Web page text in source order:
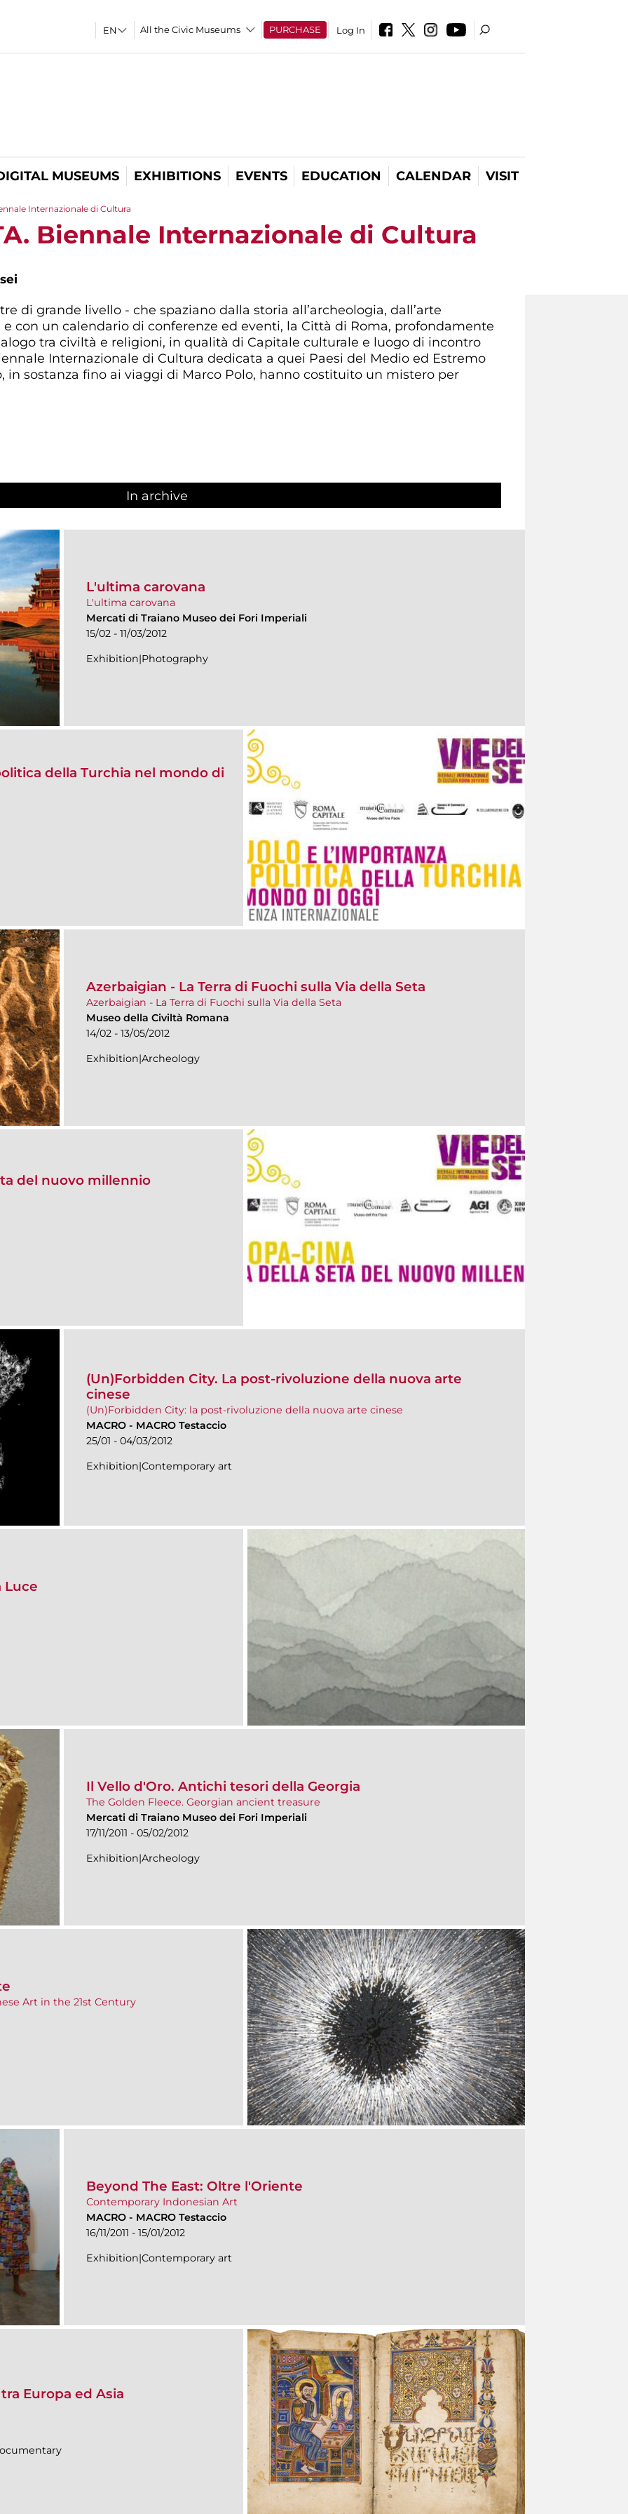
All the Civic Museums PURCHASE Log In
MUSEUMS EXHIBITIONS EVENTS EDUCATION CALENDAR VISIT
Internazionale di Cultura
Biennale Internazionale di Cultura
di grande livello - che spaziano dalla storia all’archeologia, dall’arte
con un calendario di conferenze ed eventi, la Città di Roma, profondamente
tra civiltà e religioni, in qualità di Capitale culturale e luogo di incontro
Internazionale di Cultura dedicata a quei Paesi del Medio ed Estremo
in sostanza fino ai viaggi di Marco Polo, hanno costituito un mistero per
In archive
L'ultima carovana
L'ultima carovana
Mercati di Traiano Museo dei Fori Imperiali
15/02 - 11/03/2012
Exhibition|Photography
della Turchia nel mondo di
Azerbaigian - La Terra di Fuochi sulla Via della Seta
Azerbaigian - La Terra di Fuochi sulla Via della Seta
Museo della Civiltà Romana
14/02 - 13/05/2012
Exhibition|Archeology
del nuovo millennio
(Un)Forbidden City. La post-rivoluzione della nuova arte
cinese
(Un)Forbidden City: la post-rivoluzione della nuova arte cinese
MACRO - MACRO Testaccio
25/01 - 04/03/2012
Exhibition|Contemporary art
Luce
Il Vello d'Oro. Antichi tesori della Georgia
The Golden Fleece. Georgian ancient treasure
Mercati di Traiano Museo dei Fori Imperiali
17/11/2011 - 05/02/2012
Exhibition|Archeology
Art in the 21st Century
Beyond The East: Oltre l'Oriente
Contemporary Indonesian Art
MACRO - MACRO Testaccio
16/11/2011 - 15/01/2012
Exhibition|Contemporary art
Europa ed Asia